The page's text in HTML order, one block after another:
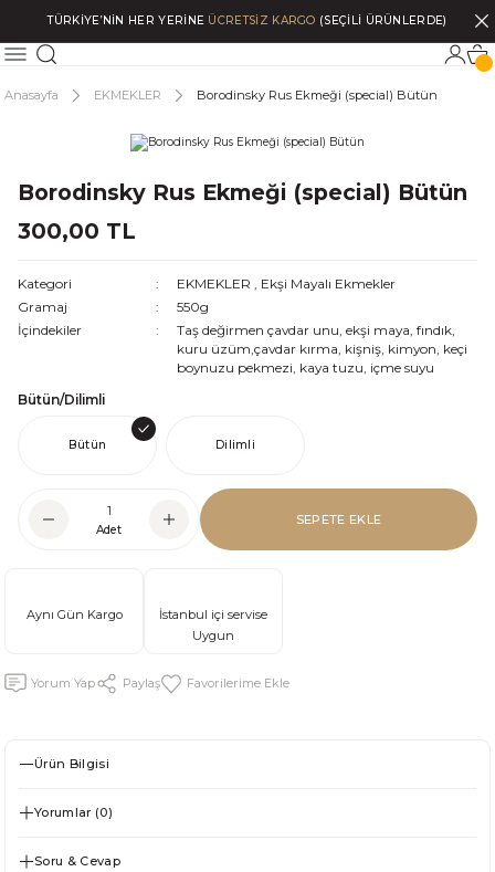
TÜRKİYE’NİN HER YERİNE ÜCRETSİZ KARGO (SEÇİLİ ÜRÜNLERDE)
Anasayfa EKMEKLER Borodinsky Rus Ekmeği (special) Bütün
Borodinsky Rus Ekmeği (special) Bütün
300,00 TL
Kategori EKMEKLER , Ekşi Mayalı Ekmekler
Gramaj
550g
İçindekiler
Taş değirmen çavdar unu, ekşi maya, fındık,
kuru üzüm,çavdar kırma, kişniş, kimyon, keçi
boynuzu pekmezi, kaya tuzu, içme suyu
Bütün/Dilimli
Bütün Dilimli
Adet
SEPETE EKLE
Aynı Gün Kargo
İstanbul içi servise
Uygun
Yorum Yap Paylaş
Ürün Bilgisi
Yorumlar (0)
Soru & Cevap